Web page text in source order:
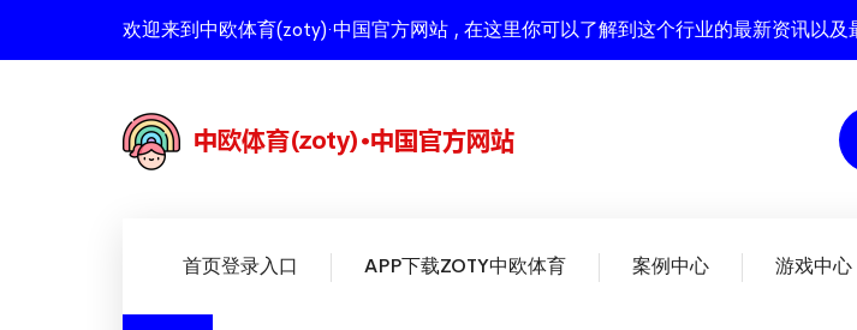
欢迎来到中欧体育(zoty)·中国官方网站 , 在这里你可以了解到这个行业的最新资讯以及
首页登录入口 APP下载ZOTY中欧体育 案例中心 游戏中心